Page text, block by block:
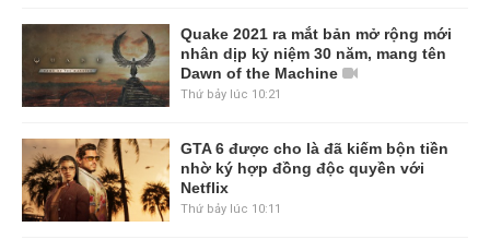
Quake 2021 ra mắt bản mở rộng mới
nhân dịp kỷ niệm 30 năm, mang tên
Dawn of the Machine
Thứ bảy lúc 10:21
GTA 6 được cho là đã kiếm bộn tiền
nhờ ký hợp đồng độc quyền với
Netflix
Thứ bảy lúc 10:11